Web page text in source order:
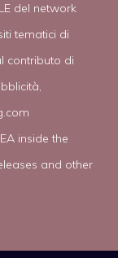
del network
tematici di
contributo di
inside the
and other